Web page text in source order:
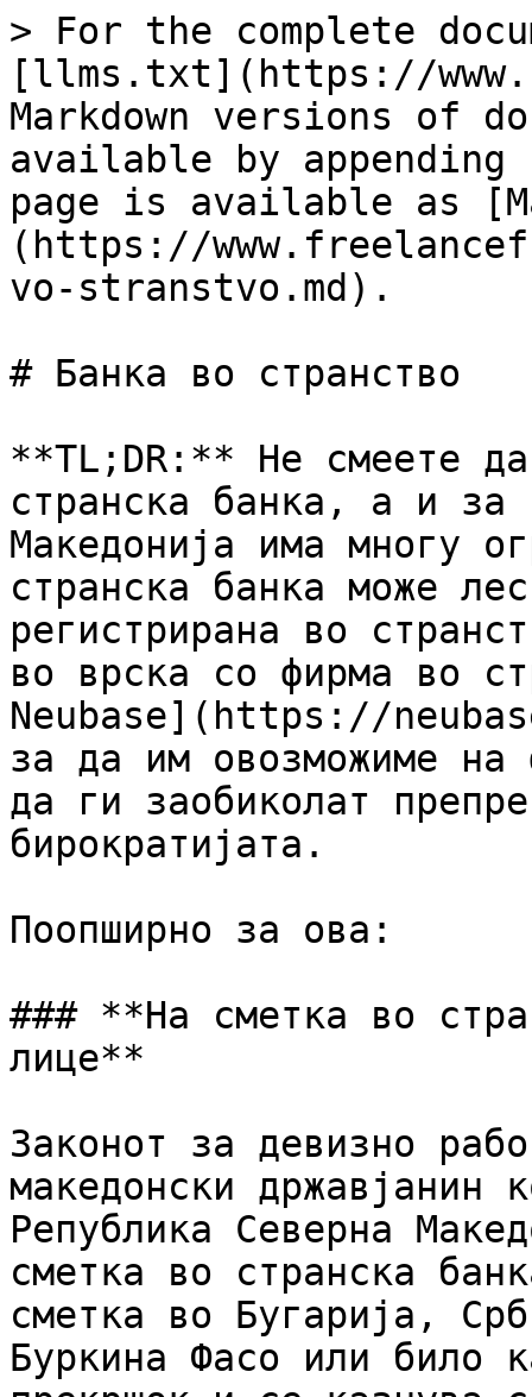
> For the complete
[llms.txt](https://
Markdown versions of
available by
page is available as
(https://
vo-stranstvo.md).
# Банка во странство
**TL;DR:** Не смеете
странска банка, а и за
Македонија има многу
странска банка може
регистрирана во
во врска со фирма во
Neubase](https://
за да им овозможиме на
да ги заобиколат
бирократијата.
Поопширно за ова:
### **На сметка во
лице**
Законот за девизно
македонски државјанин
Република Северна
сметка во странска
сметка во Бугарија,
Буркина Фасо или било